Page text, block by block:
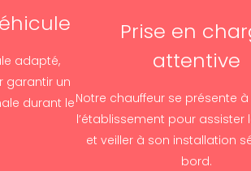
adapté,
garantir un
durant le
Prise en
attentive
Notre chauffeur se présente à
l’établissement pour assister
et veiller à son installation
bord.